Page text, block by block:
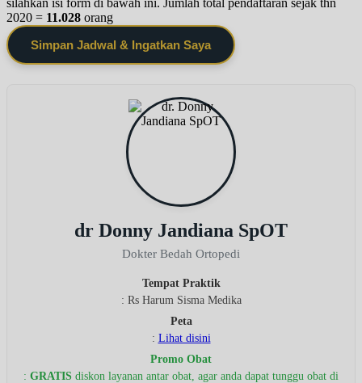
silahkan isi form di bawah ini. Jumlah total pendaftaran sejak thn
2020 = 11.028 orang
Simpan Jadwal & Ingatkan Saya
dr Donny Jandiana SpOT
Dokter Bedah Ortopedi
Tempat Praktik
: Rs Harum Sisma Medika
Peta
: Lihat disini
Promo Obat
: GRATIS diskon layanan antar obat, agar anda dapat tunggu obat di